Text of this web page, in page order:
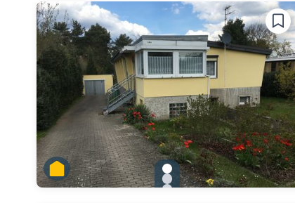
Zu Slide 4 wechseln
Zu Slide 5 wechseln
gallery.slide_selector
Zu Slide 1 wechseln
Zu Slide 2 wechseln